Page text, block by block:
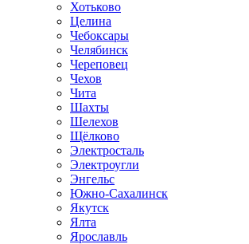
Хотьково
Целина
Чебоксары
Челябинск
Череповец
Чехов
Чита
Шахты
Шелехов
Щёлково
Электросталь
Электроугли
Энгельс
Южно-Сахалинск
Якутск
Ялта
Ярославль